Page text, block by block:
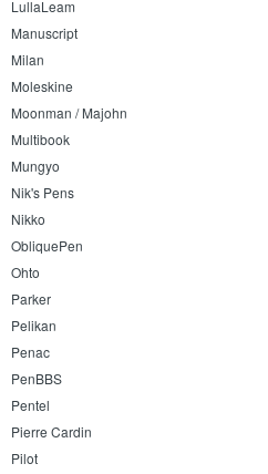
LullaLeam
Manuscript
Milan
Moleskine
Moonman / Majohn
Multibook
Mungyo
Nik's Pens
Nikko
ObliquePen
Ohto
Parker
Pelikan
Penac
PenBBS
Pentel
Pierre Cardin
Pilot